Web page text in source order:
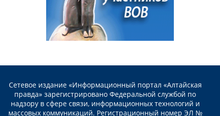
Сетевое издание «Информационный портал «Алтайская
правда» зарегистрировано Федеральной службой по
надзору в сфере связи, информационных технологий и
массовых коммуникаций. Регистрационный номер ЭЛ №